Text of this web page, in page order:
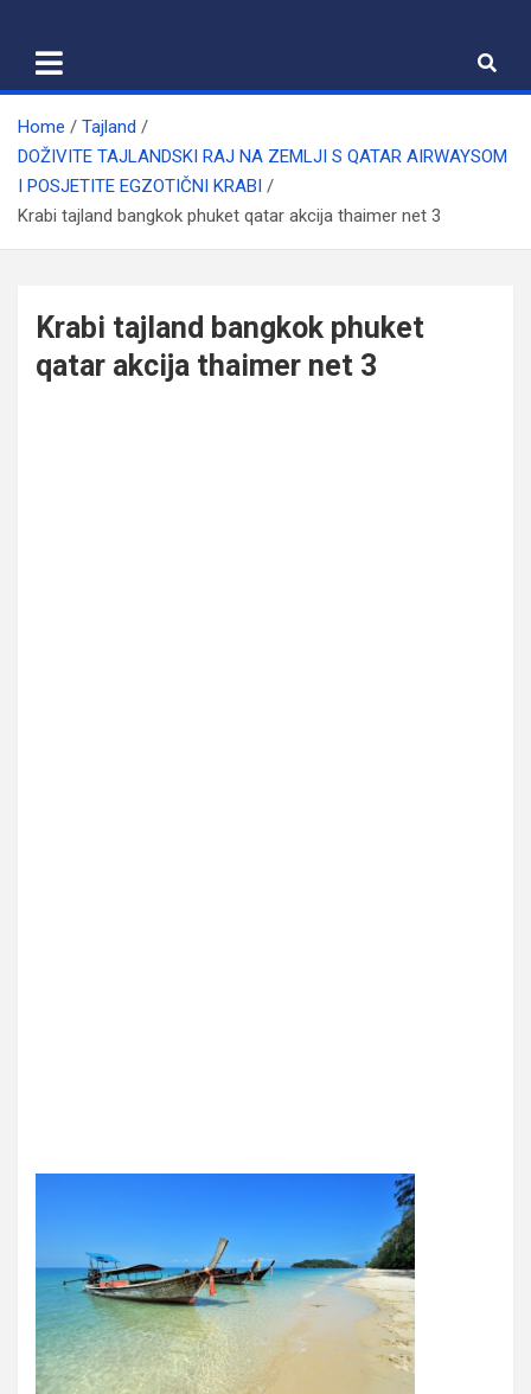
content
Home
Tajland
DOŽIVITE TAJLANDSKI RAJ NA ZEMLJI S QATAR AIRWAYSOM
I POSJETITE EGZOTIČNI KRABI
Krabi tajland bangkok phuket qatar akcija thaimer net 3
Krabi tajland bangkok phuket
qatar akcija thaimer net 3